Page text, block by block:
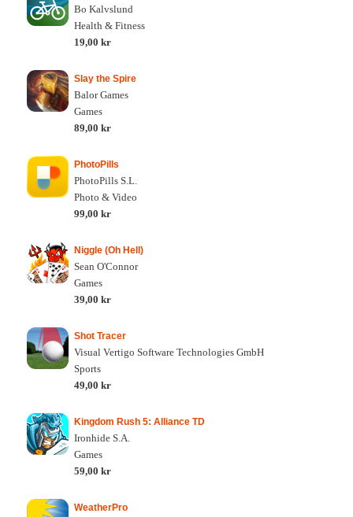
Bo Kalvslund
Health & Fitness
19,00 kr
Slay the Spire
Balor Games
Games
89,00 kr
PhotoPills
PhotoPills S.L.
Photo & Video
99,00 kr
Niggle (Oh Hell)
Sean O'Connor
Games
39,00 kr
Shot Tracer
Visual Vertigo Software Technologies GmbH
Sports
49,00 kr
Kingdom Rush 5: Alliance TD
Ironhide S.A.
Games
59,00 kr
WeatherPro